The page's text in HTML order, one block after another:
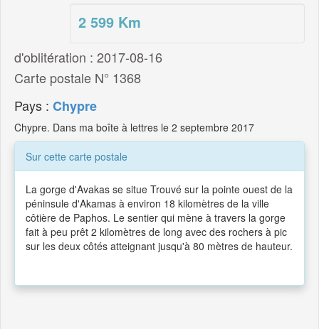
2 599 Km
d'oblitération : 2017-08-16
Carte postale N° 1368
Pays : Chypre
Chypre. Dans ma boîte à lettres le 2 septembre 2017
Sur cette carte postale
La gorge d'Avakas se situe Trouvé sur la pointe ouest de la
péninsule d'Akamas à environ 18 kilomètres de la ville
côtière de Paphos. Le sentier qui mène à travers la gorge
fait à peu prêt 2 kilomètres de long avec des rochers à pic
sur les deux côtés atteignant jusqu'à 80 mètres de hauteur.